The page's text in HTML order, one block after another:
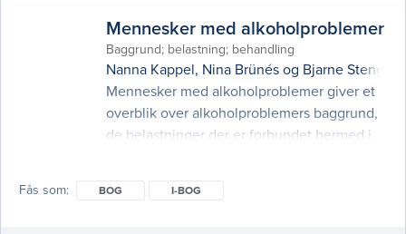
Mennesker med alkoholproblemer
Baggrund; belastning; behandling
Nanna Kappel, Nina Brünés og Bjarne Stenger
Mennesker med alkoholproblemer giver et
overblik over alkoholproblemers baggrund,
de belastninger der er forbundet hermed i
mennesker med alkoholproblemer og deres
Fås som BOG I-BOG